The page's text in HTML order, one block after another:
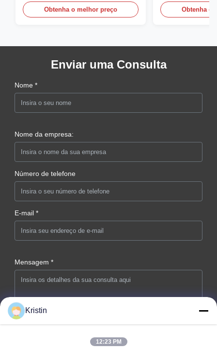
Obtenha o melhor preço
logotipoObtenha o
Enviar uma Consulta
Nome *
Nome da empresa:
Número de telefone
E-mail *
Mensagem *
Kristin
12:23 PM